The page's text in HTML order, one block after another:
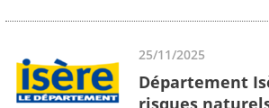
25/11/2025
Département
risques